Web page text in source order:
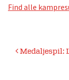
Find alle
Medaljespil: